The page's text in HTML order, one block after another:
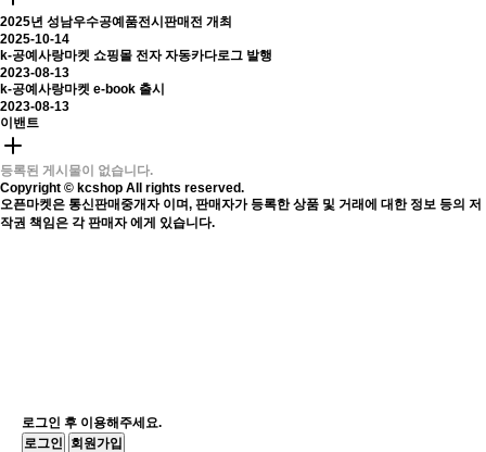
2025년 성남우수공예품전시판매전 개최
2025-10-14
k-공예사랑마켓 쇼핑몰 전자 자동카다로그 발행
2023-08-13
k-공예사랑마켓 e-book 출시
2023-08-13
이밴트
등록된 게시물이 없습니다.
Copyright © kcshop All rights reserved.
오픈마켓은 통신판매중개자 이며, 판매자가 등록한 상품 및 거래에 대한 정보 등의 저
작권 책임은 각 판매자 에게 있습니다.
로그인 후 이용해주세요.
로그인
회원가입